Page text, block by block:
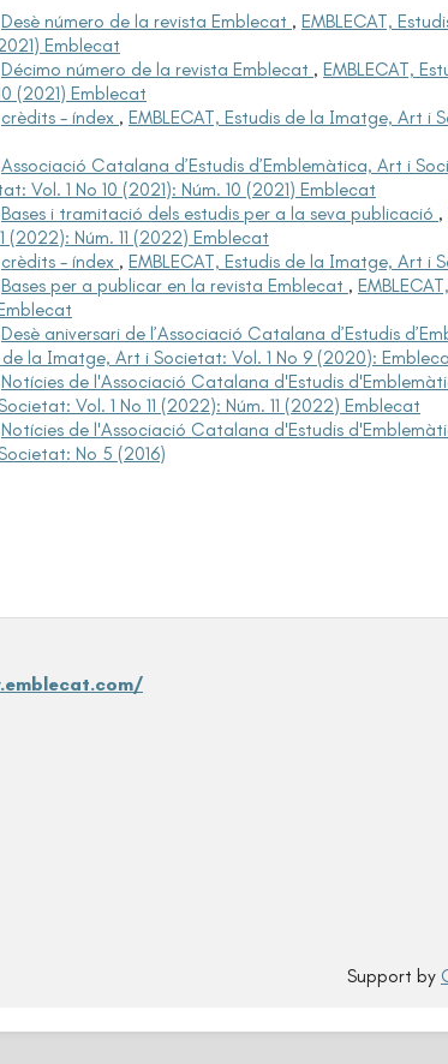
Desè número de la revista Emblecat , EMBLECAT,
Emblecat
Décimo número de la revista Emblecat , EMBLECAT,
(2021) Emblecat
crèdits - índex , EMBLECAT, Estudis de la Imatge, Art i
Associació Catalana d’Estudis d’Emblemàtica, Art i
Vol. 1 No 10 (2021): Núm. 10 (2021) Emblecat
Bases i tramitació dels estudis per a la seva publicació ,
(2022): Núm. 11 (2022) Emblecat
crèdits - índex , EMBLECAT, Estudis de la Imatge, Art i
Bases per a publicar en la revista Emblecat ,
Desè aniversari de l’Associació Catalana d’Estudis
de la Imatge, Art i Societat: Vol. 1 No 9 (2020):
Notícies de l'Associació Catalana d'Estudis
Vol. 1 No 11 (2022): Núm. 11 (2022) Emblecat
Notícies de l'Associació Catalana d'Estudis
No 5 (2016)
Support by